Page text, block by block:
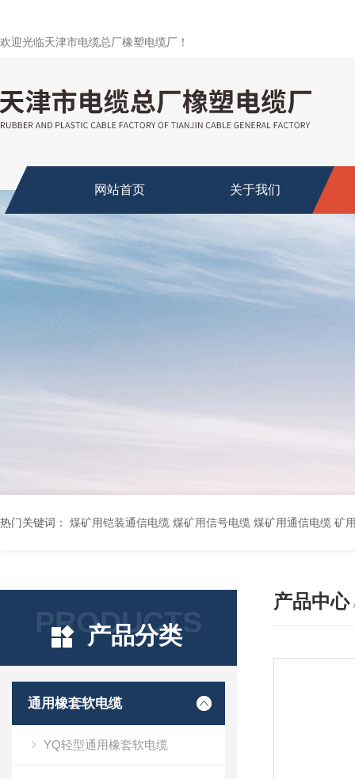
欢迎光临天津市电缆总厂橡塑电缆厂！
网站首页 关于我们
热门关键词： 煤矿用铠装通信电缆 煤矿用信号电缆 煤矿用通信电缆 矿用阻燃通信电缆 矿用监控电缆 矿用通信电缆 橡套软电缆YZ-3*1.5+1 YCW橡胶电缆3*10+1*6 船用橡套软电缆CEFR-3*2.5 煤矿用移动橡套软电缆MY3*4+1*4
PRODUCTS
产品分类
通用橡套软电缆
YQ轻型通用橡套软电缆
产品中心